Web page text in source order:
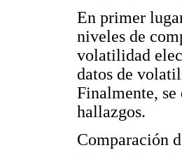
En primer
niveles de
volatilidad
datos de
Finalmente, se
hallazgos.
Comparación